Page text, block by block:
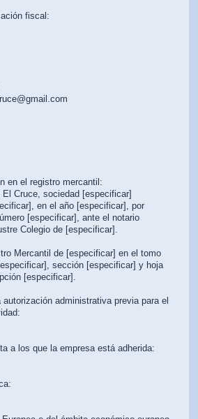
fiscal:
en el registro mercantil:
El Cruce, sociedad [especificar]
en el año [especificar], por
[especificar], ante el notario
Colegio de [especificar].
Mercantil de [especificar] en el tomo
sección [especificar] y hoja
[especificar].
administrativa previa para el
a los que la empresa está adherida: